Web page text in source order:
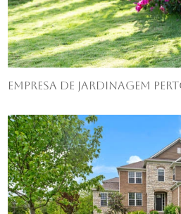
Empresa de jardinagem